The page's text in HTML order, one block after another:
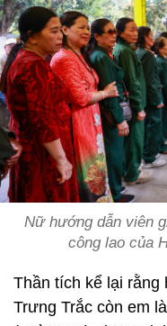
Nữ hướng dẫn viên
công lao của
Thần tích kể lại rằng
Trưng Trắc còn em